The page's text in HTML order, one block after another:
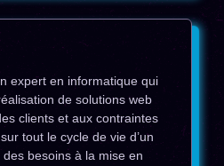
expert en informatique qui
de solutions web
clients et aux contraintes
tout le cycle de vie d’un
des besoins à la mise en